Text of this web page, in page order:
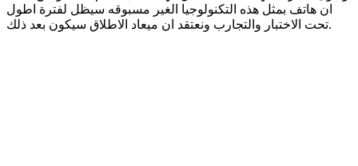
ان هاتف بمثل هذه التكنولوجيا الغير مسبوقه سيظل لفترة اطول
تحت الاختبار والتجارب ونعتقد ان ميعاد الاطلاق سيكون بعد ذلك.